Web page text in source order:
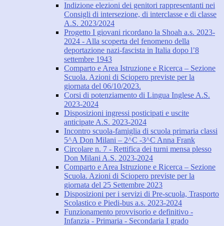
Indizione elezioni dei genitori rappresentanti nei
Consigli di intersezione, di interclasse e di classe
A.S. 2023/2024
Progetto I giovani ricordano la Shoah a.s. 2023-
2024 - Alla scoperta del fenomeno della
deportazione nazi-fascista in Italia dopo l’8
settembre 1943
Comparto e Area Istruzione e Ricerca – Sezione
Scuola. Azioni di Sciopero previste per la
giornata del 06/10/2023.
Corsi di potenziamento di Lingua Inglese A.S.
2023-2024
Disposizioni ingressi posticipati e uscite
anticipate A.S. 2023-2024
Incontro scuola-famiglia di scuola primaria classi
5^A Don Milani – 2^C -3^C Anna Frank
Circolare n. 7 - Rettifica dei turni mensa plesso
Don Milani A.S. 2023-2024
Comparto e Area Istruzione e Ricerca – Sezione
Scuola. Azioni di Sciopero previste per la
giornata del 25 Settembre 2023
Disposizioni per i servizi di Pre-scuola, Trasporto
Scolastico e Piedi-bus a.s. 2023-2024
Funzionamento provvisorio e definitivo -
Infanzia - Primaria - Secondaria I grado